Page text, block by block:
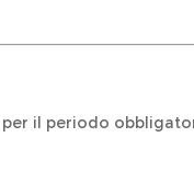
il periodo